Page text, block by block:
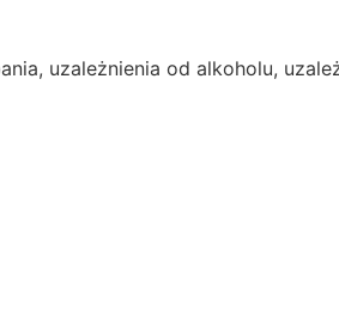
uzależnienia od alkoholu,